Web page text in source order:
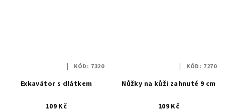
Exkavátor s dlátkem
109 Kč
KÓD: 7320
Nůžky na kůži zahnuté 9 cm
109 Kč
KÓD: 7270